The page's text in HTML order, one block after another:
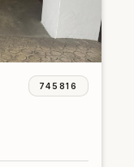
745816